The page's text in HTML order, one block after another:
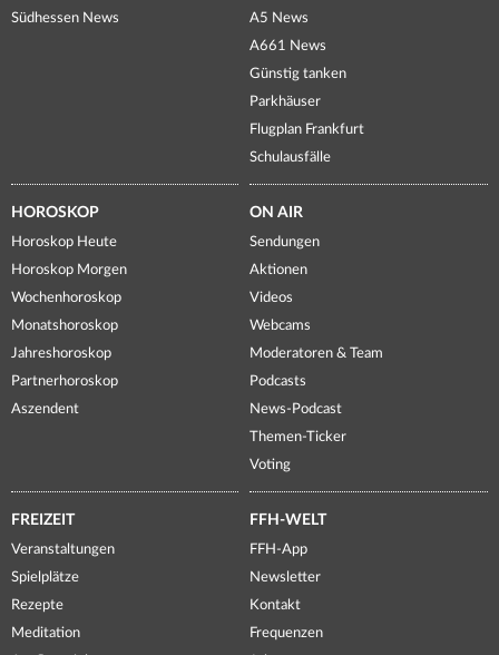
Südhessen News
A5 News
A661 News
Günstig tanken
Parkhäuser
Flugplan Frankfurt
Schulausfälle
HOROSKOP
Horoskop Heute
Horoskop Morgen
Wochenhoroskop
Monatshoroskop
Jahreshoroskop
Partnerhoroskop
Aszendent
ON AIR
Sendungen
Aktionen
Videos
Webcams
Moderatoren & Team
Podcasts
News-Podcast
Themen-Ticker
Voting
FREIZEIT
Veranstaltungen
Spielplätze
Rezepte
Meditation
FFH-WELT
FFH-App
Newsletter
Kontakt
Frequenzen